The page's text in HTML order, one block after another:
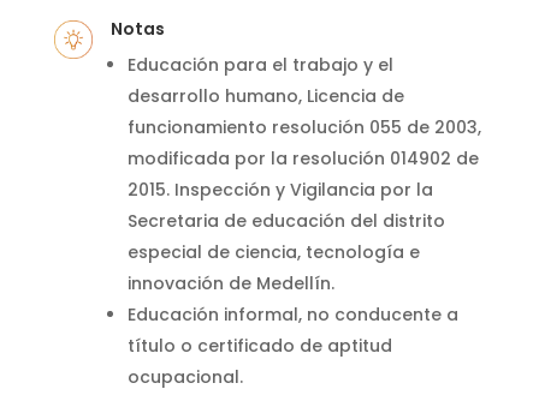
Notas
Educación para el trabajo y el
desarrollo humano, Licencia de
funcionamiento resolución 055 de 2003,
modificada por la resolución 014902 de
2015. Inspección y Vigilancia por la
Secretaria de educación del distrito
especial de ciencia, tecnología e
innovación de Medellín.
Educación informal, no conducente a
título o certificado de aptitud
ocupacional.